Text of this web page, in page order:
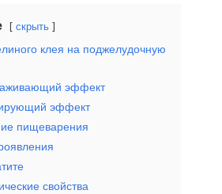
скрыть
клея на поджелудочную
эффект
эффект
пищеварения
свойства